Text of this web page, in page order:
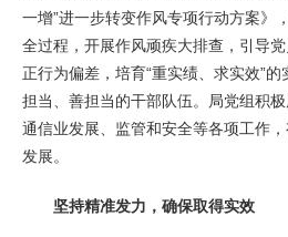
一增”进一步转变作风专项行动方案》
全过程，开展作风顽疾大排查，引导
正行为偏差，培育“重实绩、求实效”
担当、善担当的干部队伍。局党组积
通信业发展、监管和安全等各项工作
发展。
坚持精准发力，确保取得实效